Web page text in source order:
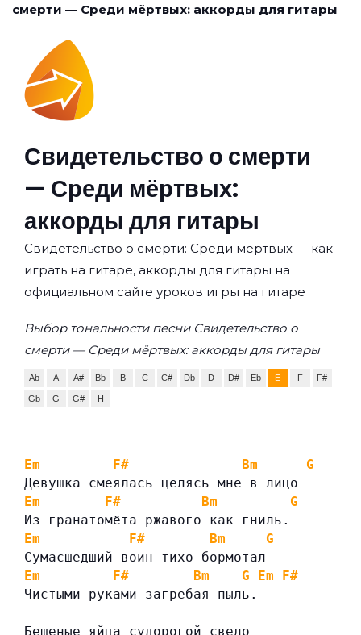
смерти — Среди мёртвых: аккорды для гитары
Свидетельство о смерти
— Среди мёртвых:
аккорды для гитары
Свидетельство о смерти: Среди мёртвых — как
играть на гитаре, аккорды для гитары на
официальном сайте уроков игры на гитаре
Выбор тональности песни Свидетельство о
смерти — Среди мёртвых: аккорды для гитары
Ab A A# Bb B C C# Db D D# Eb E F F#
Gb G G# H
Em F# Bm
G
Девушка смеялась целясь мне в лицо
Em
F# Bm
G
Из гранатомёта ржавого как гниль.
Em
F# Bm
G
Сумасшедший воин тихо бормотал
Em
F# Bm G Em
F#
Чистыми руками загребая пыль.
Бешеные яйца судорогой свело